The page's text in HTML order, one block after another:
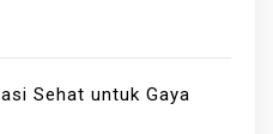
Sehat untuk Gaya